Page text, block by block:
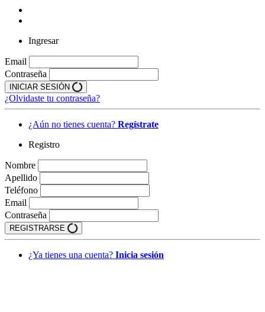
Ingresar
Email
Contraseña
INICIAR SESIÓN
¿Olvidaste tu contraseña?
¿Aún no tienes cuenta? Regístrate
Registro
Nombre
Apellido
Teléfono
Email
Contraseña
REGISTRARSE
¿Ya tienes una cuenta? Inicia sesión